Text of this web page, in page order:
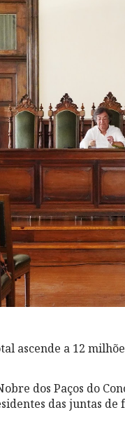
ascende a 12
dos Paços do
das juntas